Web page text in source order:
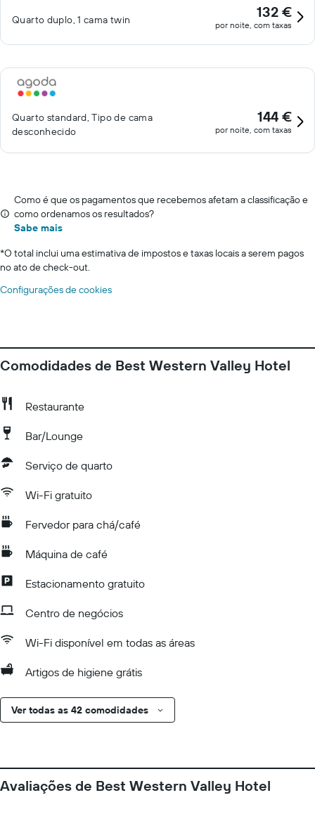
Quarto duplo, 1 cama twin 132 €
por noite, com taxas
Quarto standard, Tipo de cama
desconhecido
144 €
por noite, com taxas
Como é que os pagamentos que recebemos afetam a classificação e
como ordenamos os resultados?
Sabe mais
*O total inclui uma estimativa de impostos e taxas locais a serem pagos
no ato de check-out.
Configurações de cookies
Comodidades de Best Western Valley Hotel
Restaurante
Bar/Lounge
Serviço de quarto
Wi-Fi gratuito
Fervedor para chá/café
Máquina de café
Estacionamento gratuito
Centro de negócios
Wi-Fi disponível em todas as áreas
Artigos de higiene grátis
Ver todas as 42 comodidades
Avaliações de Best Western Valley Hotel